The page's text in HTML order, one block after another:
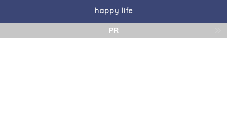
happy life
PR